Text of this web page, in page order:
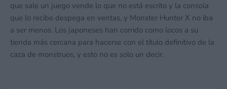
que sale un juego vende lo que no está escrito y la consola
que lo recibe despega en ventas, y Monster Hunter X no iba
a ser menos. Los japoneses han corrido como locos a su
tienda más cercana para hacerse con el título definitivo de la
caza de monstruos, y esto no es solo un decir.